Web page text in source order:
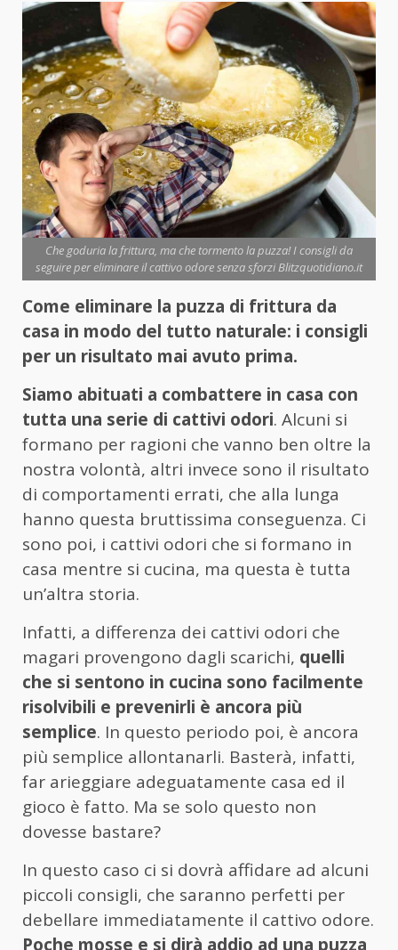
Che goduria la frittura, ma che tormento la puzza! I consigli da
seguire per eliminare il cattivo odore senza sforzi Blitzquotidiano.it
Come eliminare la puzza di frittura da
casa in modo del tutto naturale: i consigli
per un risultato mai avuto prima.
Siamo abituati a combattere in casa con
tutta una serie di cattivi odori. Alcuni si
formano per ragioni che vanno ben oltre la
nostra volontà, altri invece sono il risultato
di comportamenti errati, che alla lunga
hanno questa bruttissima conseguenza. Ci
sono poi, i cattivi odori che si formano in
casa mentre si cucina, ma questa è tutta
un’altra storia.
Infatti, a differenza dei cattivi odori che
magari provengono dagli scarichi, quelli
che si sentono in cucina sono facilmente
risolvibili e prevenirli è ancora più
semplice. In questo periodo poi, è ancora
più semplice allontanarli. Basterà, infatti,
far arieggiare adeguatamente casa ed il
gioco è fatto. Ma se solo questo non
dovesse bastare?
In questo caso ci si dovrà affidare ad alcuni
piccoli consigli, che saranno perfetti per
debellare immediatamente il cattivo odore.
Poche mosse e si dirà addio ad una puzza